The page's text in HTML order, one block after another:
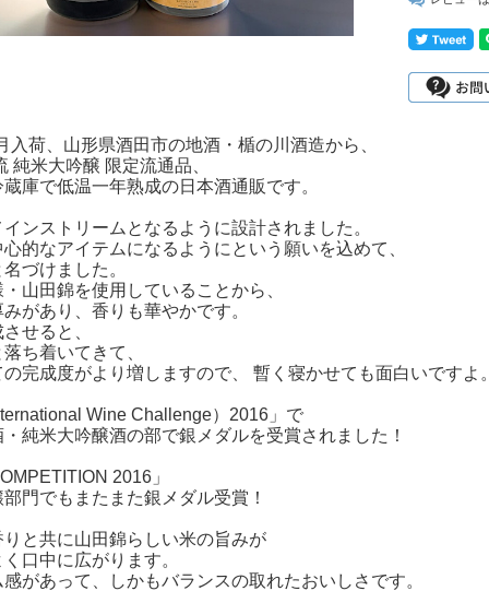
入荷、山形県酒田市の地酒・楯の川酒造から、
純米大吟醸 限定流通品、
庫で低温一年熟成の日本酒通販です。
ンストリームとなるように設計されました。
的なアイテムになるようにという願いを込めて、
づけました。
山田錦を使用していることから、
があり、香りも華やかです。
せると、
ち着いてきて、
完成度がより増しますので、 暫く寝かせても面白いですよ
Wine Challenge）2016」で
純米大吟醸酒の部で銀メダルを受賞されました！
2016」
門でもまたまた銀メダル受賞！
と共に山田錦らしい米の旨みが
口中に広がります。
があって、しかもバランスの取れたおいしさです。